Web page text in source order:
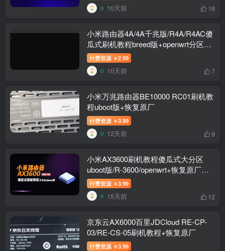
10天前 16
小米路由器4A/4A千兆版/R4A/R4AC傻
瓜式刷机教程breed版+openwrt分区版
支持V1V2+恢复原厂教程
付费资源 ￥2.99
10天前 7
小米万兆路由器BE10000 RC01刷机教
程uboot版+恢复原厂
付费资源 ￥3.99
12天前 9
小米AX3600刷机教程傻瓜式大分区
uboot版/R-3600/openwrt+恢复原厂教
程
付费资源 ￥3.99
15天前 12
京东云AX6000百里JDCloud RE-CP-
03/RE-CS-05刷机教程+恢复原厂
付费资源 ￥3.99